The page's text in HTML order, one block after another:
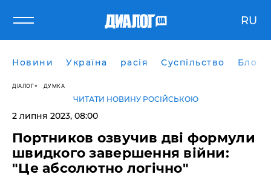
RU
Новини Україна расія Суспільство Блоги
ДІАЛОГ ДУМКА
ЧИТАТИ НОВИНУ РОСІЙСЬКОЮ
2 липня 2023, 08:00
Портников озвучив дві формули
швидкого завершення війни:
"Це абсолютно логічно"